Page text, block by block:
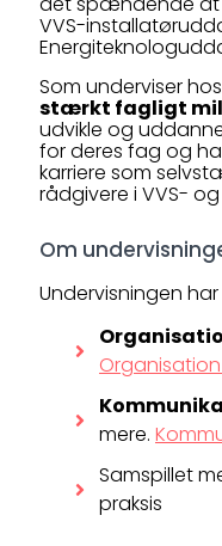
VVS-
Som underviser
stærkt fagligt
udvikle og
for deres fag og
karriere som
rådgivere i VVS-
Om
Undervisningen
mere.
Samspillet
praksis